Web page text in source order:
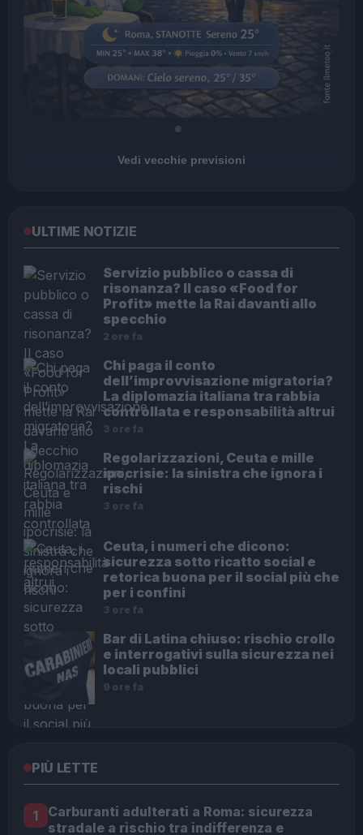
Vedi vecchie previsioni
ULTIME NOTIZIE
Servizio pubblico o cassa di
risonanza? Il caso «Food for
Profit» mette la Rai davanti allo
specchio
2 ore fa
Chi paga il conto
dell’improvvisazione migratoria?
La diplomazia italiana tra rabbia
controllata e responsabilità altrui
3 ore fa
Regolarizzazioni, Ceuta e mille
ipocrisie: la sinistra che ignora i
rischi
3 ore fa
Ceuta, i numeri che dicono:
sicurezza sotto ricatto social e
retorica buona per il social più che
per i confini
3 ore fa
Bar di Latina chiuso: rischio crollo
e interrogativi sulla sicurezza nei
locali pubblici
9 ore fa
PIÙ LETTE
1
Carburanti adulterati a Roma: sicurezza
stradale a rischio tra indifferenza e